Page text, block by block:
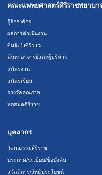
คณะแพทยศาสตร์ศิริราชพยาบา
รู้จักองค์กร
ผลการดำเนินงาน
ศิษย์เก่าศิริราช
ค้นหาอาจารย์และผู้บริหาร
สมัครงาน
สมัครเรียน
รางวัลคุณภาพ
หอสมุดศิริราช
บุคลากร
วัฒนธรรมศิริราช
ประกาศ/ระเบียบ/ข้อบังคับ
สวัสดิการ/สิทธิประโยชน์